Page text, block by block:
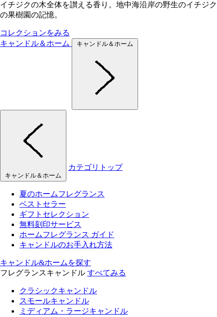
イチジクの木全体を讃える香り。地中海沿岸の野生のイチジク
の果樹園の記憶。
コレクションをみる
キャンドル＆ホーム
キャンドル＆ホーム
キャンドル＆ホーム
カテゴリトップ
夏のホームフレグランス
ベストセラー
ギフトセレクション
無料刻印サービス
ホームフレグランス ガイド
キャンドルのお手入れ方法
キャンドル&ホームを探す
フレグランスキャンドル すべてみる
クラシックキャンドル
スモールキャンドル
ミディアム・ラージキャンドル